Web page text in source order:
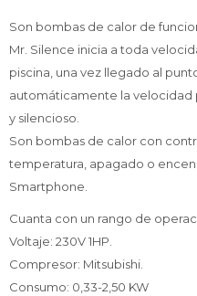
Son bombas de calor de
Mr. Silence inicia a toda
piscina, una vez llegado al
automáticamente la velocidad
y silencioso.
Son bombas de calor con
temperatura, apagado o
Smartphone.
Cuanta con un rango de
Voltaje: 230V 1HP.
Compresor: Mitsubishi.
Consumo: 0,33-2,50 KW